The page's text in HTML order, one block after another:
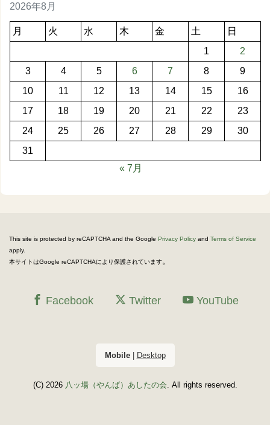
2026年8月
月 火 水 木 金 土
日
1
2
3
4 5 6 7 8
9
10
11 12 13 14 15
16
17
18 19 20 21 22
23
24
25 26 27 28 29
30
31
« 7月
This site is protected by reCAPTCHA and the Google Privacy Policy and Terms of Service
apply.
本サイトはGoogle reCAPTCHAにより保護されています。
Facebook Twitter YouTube
Mobile| Desktop
(C) 2026 八ッ場（やんば）あしたの会. All rights reserved.